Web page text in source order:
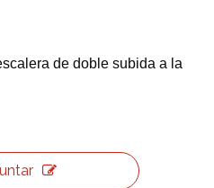
de doble subida a la